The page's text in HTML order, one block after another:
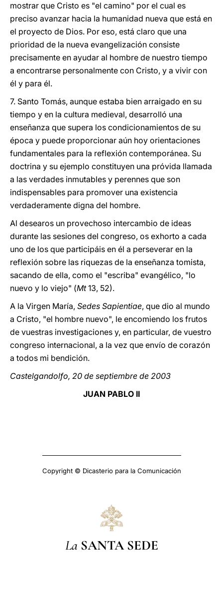
mostrar que Cristo es "el camino" por el cual es
preciso avanzar hacia la humanidad nueva que está en
el proyecto de Dios. Por eso, está claro que una
prioridad de la nueva evangelización consiste
precisamente en ayudar al hombre de nuestro tiempo
a encontrarse personalmente con Cristo, y a vivir con
él y para él.
7. Santo Tomás, aunque estaba bien arraigado en su
tiempo y en la cultura medieval, desarrolló una
enseñanza que supera los condicionamientos de su
época y puede proporcionar aún hoy orientaciones
fundamentales para la reflexión contemporánea. Su
doctrina y su ejemplo constituyen una próvida llamada
a las verdades inmutables y perennes que son
indispensables para promover una existencia
verdaderamente digna del hombre.
Al desearos un provechoso intercambio de ideas
durante las sesiones del congreso, os exhorto a cada
uno de los que participáis en él a perseverar en la
reflexión sobre las riquezas de la enseñanza tomista,
sacando de ella, como el "escriba" evangélico, "lo
nuevo y lo viejo" (Mt13, 52).
A la Virgen María, Sedes Sapientiae, que dio al mundo
a Cristo, "el hombre nuevo", le encomiendo los frutos
de vuestras investigaciones y, en particular, de vuestro
congreso internacional, a la vez que envío de corazón
a todos mi bendición.
Castelgandolfo, 20 de septiembre de 2003
JUAN PABLO II
Copyright © Dicasterio para la Comunicación
La SANTA SEDE